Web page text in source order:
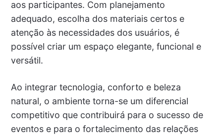
aos participantes. Com planejamento
adequado, escolha dos materiais certos e
atenção às necessidades dos usuários, é
possível criar um espaço elegante, funcional e
versátil.
Ao integrar tecnologia, conforto e beleza
natural, o ambiente torna-se um diferencial
competitivo que contribuirá para o sucesso de
eventos e para o fortalecimento das relações